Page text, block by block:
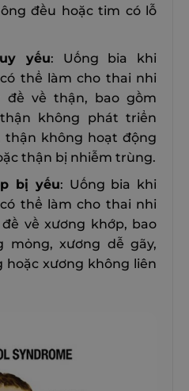
đều hoặc tim có lỗ
yếu: Uống bia khi
thể làm cho thai nhi
đề về thận, bao gồm
không phát triển
thận không hoạt động
thận bị nhiễm trùng.
bị yếu: Uống bia khi
thể làm cho thai nhi
về xương khớp, bao
mỏng, xương dễ gãy,
hoặc xương không liên